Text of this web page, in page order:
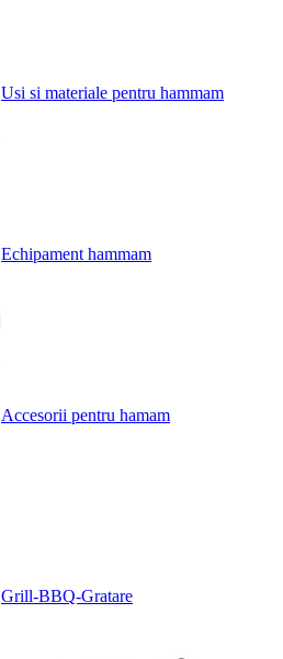
Usi si materiale pentru hammam
Echipament hammam
Accesorii pentru hamam
Grill-BBQ-Gratare